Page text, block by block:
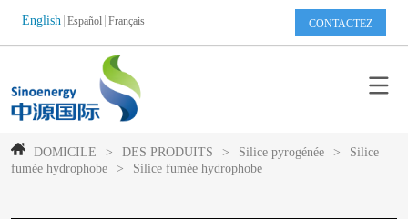
English Español Français CONTACTEZ
DOMICILE > DES PRODUITS > Silice pyrogénée >
Silice
fumée hydrophobe
> Silice fumée hydrophobe